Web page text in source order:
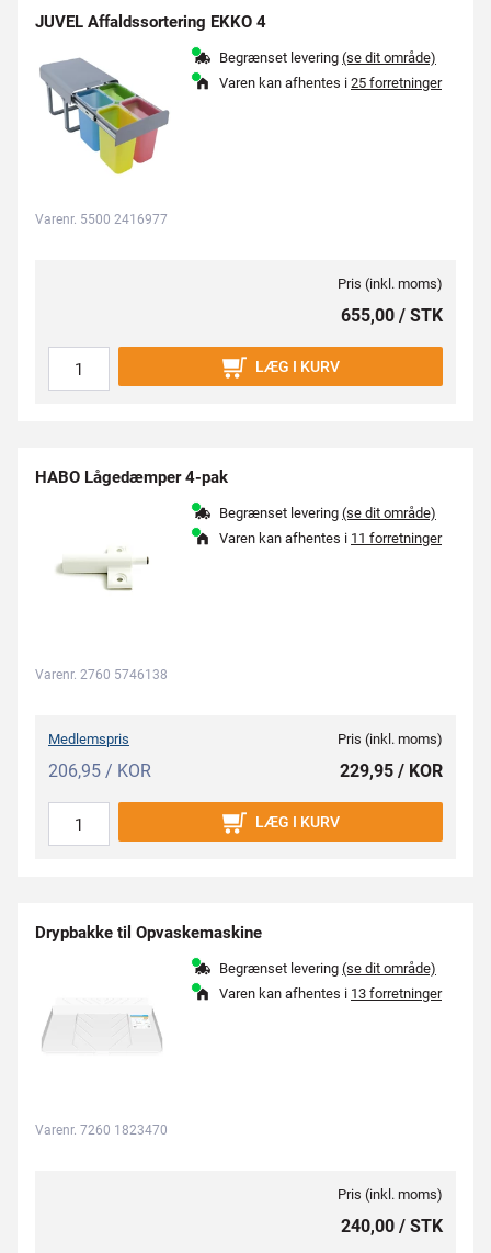
JUVEL Affaldssortering EKKO 4
Begrænset levering (se dit område)
Varen kan afhentes i 25 forretninger
Varenr. 5500 2416977
Pris (inkl. moms)
655,00 / STK
LÆG I KURV
HABO Lågedæmper 4-pak
Begrænset levering (se dit område)
Varen kan afhentes i 11 forretninger
Varenr. 2760 5746138
Medlemspris
206,95 / KOR
Pris (inkl. moms)
229,95 / KOR
LÆG I KURV
Drypbakke til Opvaskemaskine
Begrænset levering (se dit område)
Varen kan afhentes i 13 forretninger
Varenr. 7260 1823470
Pris (inkl. moms)
240,00 / STK